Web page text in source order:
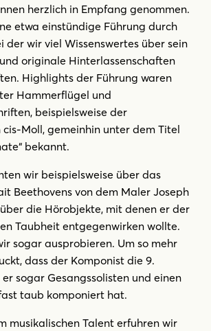
herzlich in Empfang genommen.
etwa einstündige Führung durch
der wir viel Wissenswertes über sein
originale Hinterlassenschaften
Highlights der Führung waren
Hammerflügel und
beispielsweise der
Moll, gemeinhin unter dem Titel
bekannt.
wir beispielsweise über das
Beethovens von dem Maler Joseph
die Hörobjekte, mit denen er der
Taubheit entgegenwirken wollte.
sogar ausprobieren. Um so mehr
dass der Komponist die 9.
sogar Gesangssolisten und einen
taub komponiert hat.
musikalischen Talent erfuhren wir